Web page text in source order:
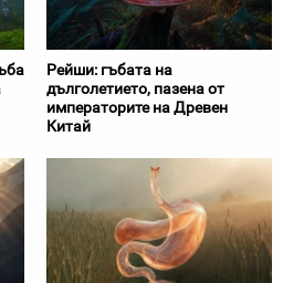
Рейши: гъбата на
дълголетието, пазена от
императорите на Древен
Китай